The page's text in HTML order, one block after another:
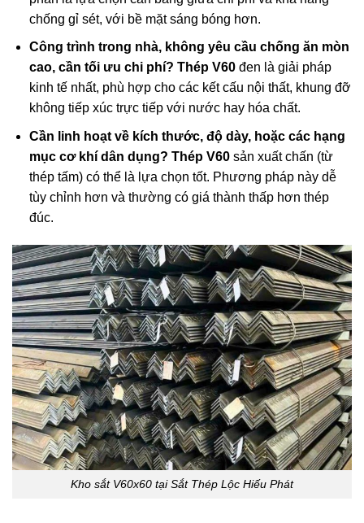
chống gỉ sét, với bề mặt sáng bóng hơn.
Công trình trong nhà, không yêu cầu chống ăn mòn
cao, cần tối ưu chi phí? Thép V60đen là giải pháp
kinh tế nhất, phù hợp cho các kết cấu nội thất, khung đỡ
không tiếp xúc trực tiếp với nước hay hóa chất.
Cần linh hoạt về kích thước, độ dày, hoặc các hạng
mục cơ khí dân dụng? Thép V60sản xuất chấn (từ
thép tấm) có thể là lựa chọn tốt. Phương pháp này dễ
tùy chỉnh hơn và thường có giá thành thấp hơn thép
đúc.
Kho sắt V60x60 tại Sắt Thép Lộc Hiếu Phát